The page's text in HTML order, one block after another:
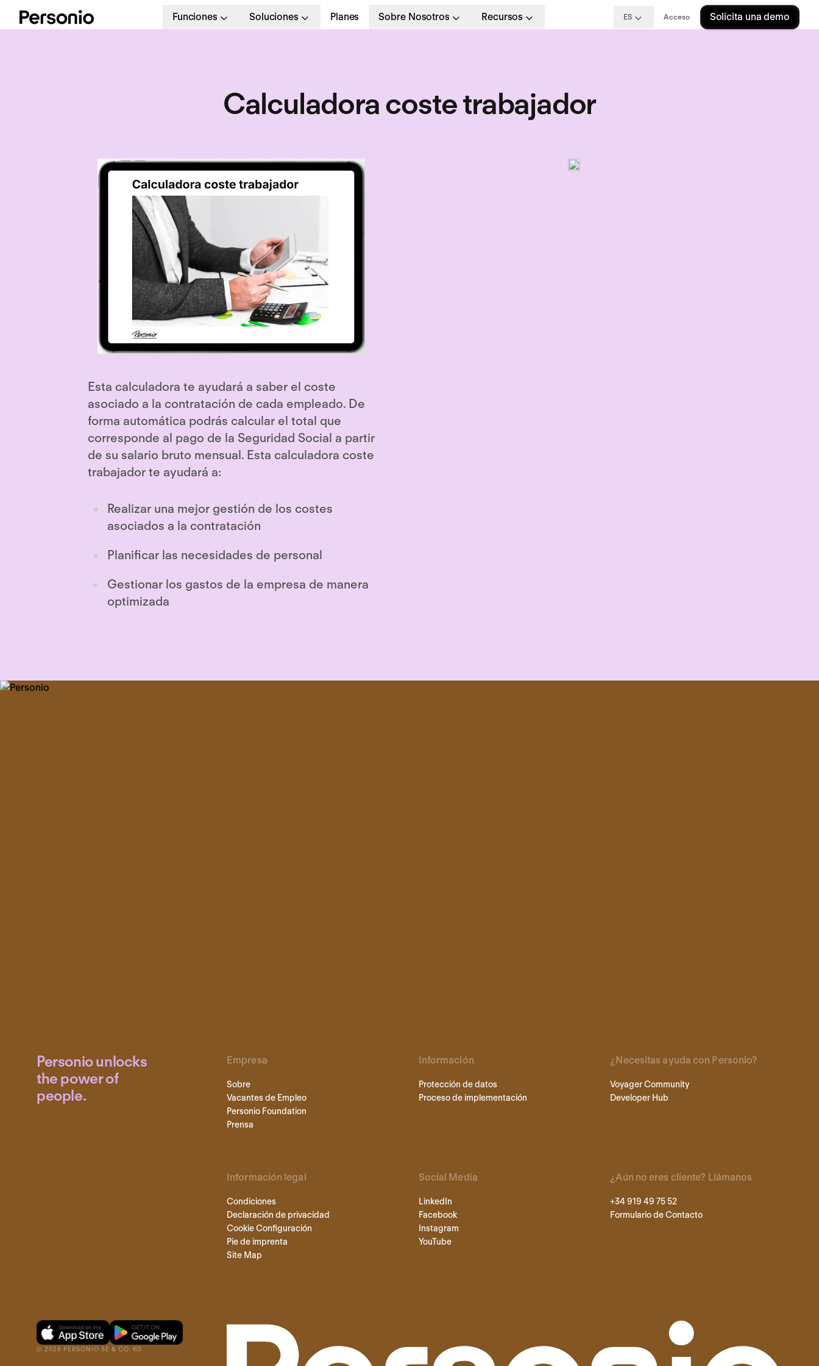
Funciones Soluciones Planes Sobre Nosotros Recursos ES Acceso Solicita una demo
Calculadora coste trabajador
Esta calculadora te ayudará a saber el coste
asociado a la contratación de cada empleado. De
forma automática podrás calcular el total que
corresponde al pago de la Seguridad Social a partir
de su salario bruto mensual. Esta calculadora coste
trabajador te ayudará a:
Realizar una mejor gestión de los costes
asociados a la contratación
Planificar las necesidades de personal
Gestionar los gastos de la empresa de manera
optimizada
Personio unlocks
the power of
people.
Empresa
Sobre
Vacantes de Empleo
Personio Foundation
Prensa
Información
Protección de datos
Proceso de implementación
¿Necesitas ayuda con Personio?
Voyager Community
Developer Hub
Información legal
Condiciones
Declaración de privacidad
Cookie Configuración
Pie de imprenta
Site Map
Social Media
LinkedIn
Facebook
Instagram
YouTube
¿Aún no eres cliente? Llámanos
+34 919 49 75 52
Formulario de Contacto
© 2026 PERSONIO SE & CO. KG